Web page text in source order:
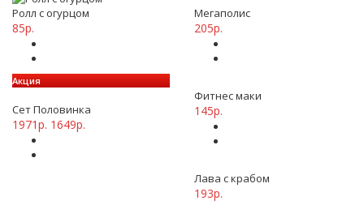
Ролл с огурцом
85р.
Мегаполис
205р.
Акция
Сет Половинка
1971р. 1649р.
Фитнес маки
145р.
Лава с крабом
193р.